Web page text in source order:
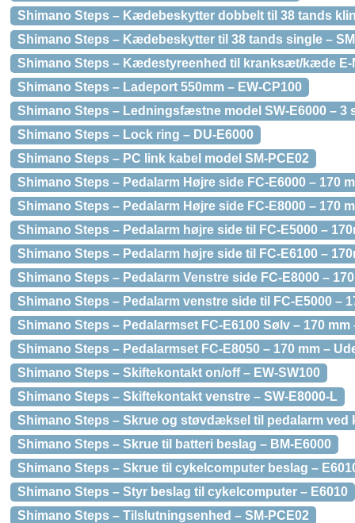
Shimano Steps – Kædebeskytter dobbelt til 38 tands
Shimano Steps – Kædebeskytter til 38 tands single –
Shimano Steps – Kædestyreenhed til kranksæt/kæde E-
Shimano Steps – Ladeport 550mm – EW-CP100
Shimano Steps – Ledningsfæstne model SW-E6000 – 3
Shimano Steps – Lock ring – DU-E6000
Shimano Steps – PC link kabel model SM-PCE02
Shimano Steps – Pedalarm Højre side FC-E6000 – 170
Shimano Steps – Pedalarm Højre side FC-E8000 – 170
Shimano Steps – Pedalarm højre side til FC-E5000 –
Shimano Steps – Pedalarm højre side til FC-E6100 –
Shimano Steps – Pedalarm Venstre side FC-E8000 –
Shimano Steps – Pedalarm venstre side til FC-E5000 –
Shimano Steps – Pedalarmset FC-E6100 Sølv – 170
Shimano Steps – Pedalarmset FC-E8050 – 170 mm –
Shimano Steps – Skiftekontakt on/off – EW-SW100
Shimano Steps – Skiftekontakt venstre – SW-E8000-L
Shimano Steps – Skrue og støvdæksel til pedalarm ved
Shimano Steps – Skrue til batteri beslag – BM-E6000
Shimano Steps – Skrue til cykelcomputer beslag –
Shimano Steps – Styr beslag til cykelcomputer – E6010
Shimano Steps – Tilslutningsenhed – SM-PCE02